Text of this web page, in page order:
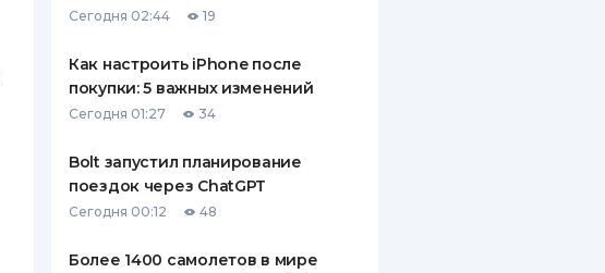
ВСЕ СТРАХОВЫЕ ПОЛИСЫ
ОТЗЫВЫ О СТРАХОВЫХ
КОМПАНИЯХ
Сегодня 02:44 19
Как настроить iPhone после
покупки: 5 важных изменений
Сегодня 01:27 34
Bolt запустил планирование
поездок через ChatGPT
Сегодня 00:12 48
Более 1400 самолетов в мире